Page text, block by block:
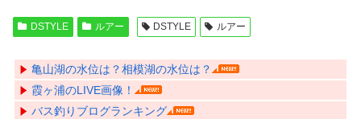
DSTYLE ルアー DSTYLE ルアー
亀山湖の水位は？相模湖の水位は？
霞ヶ浦のLIVE画像！
バス釣りブログランキング